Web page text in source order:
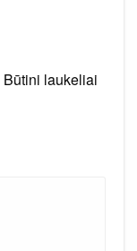
Būtini laukeliai